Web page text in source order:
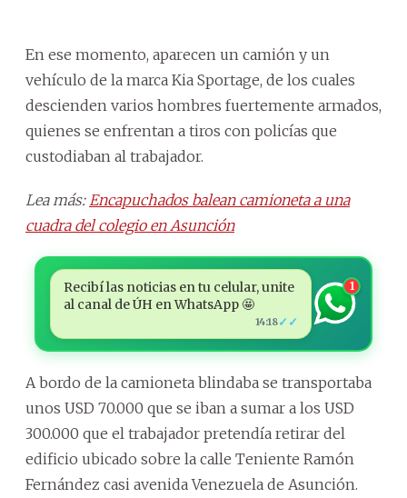
En ese momento, aparecen un camión y un
vehículo de la marca Kia Sportage, de los cuales
descienden varios hombres fuertemente armados,
quienes se enfrentan a tiros con policías que
custodiaban al trabajador.
Lea más: Encapuchados balean camioneta a una
cuadra del colegio en Asunción
Recibí las noticias en tu celular, unite
al canal de ÚH en WhatsApp 🤩
14:18✓✓
1
A bordo de la camioneta blindaba se transportaba
unos USD 70.000 que se iban a sumar a los USD
300.000 que el trabajador pretendía retirar del
edificio ubicado sobre la calle Teniente Ramón
Fernández casi avenida Venezuela de Asunción.